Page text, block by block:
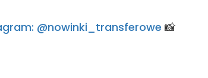
@nowinki_transferowe 📸